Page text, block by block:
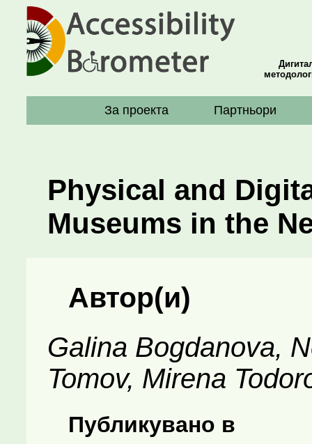
За проекта Партньори
Physical and
Museums in the
Автор(и)
Galina Bogdanova,
Tomov, Mirena
Публикувано в